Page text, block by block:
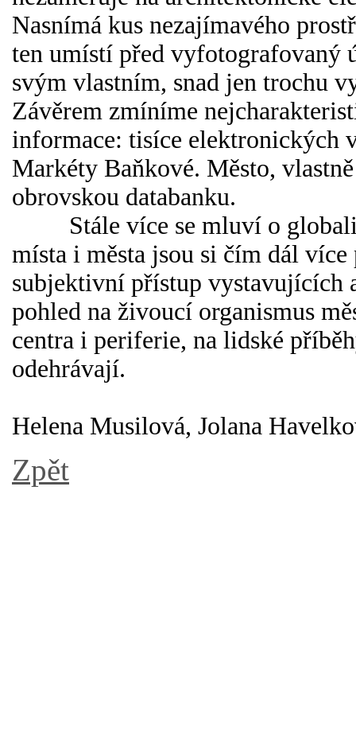
Nasnímá kus nezajímavého
ten umístí před vyfotografovaný
svým vlastním, snad jen trochu
Závěrem zmíníme
informace: tisíce elektronických
Markéty Baňkové. Město,
obrovskou databanku.
Stále více se mluví o
místa i města jsou si čím dál
subjektivní přístup vystavujících
pohled na živoucí organismus
centra i periferie, na lidské
odehrávají.
Helena Musilová, Jolana
Zpět